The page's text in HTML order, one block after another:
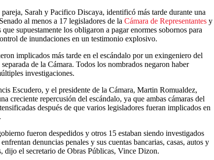
Sarah y Pacifico Discaya, identificó más tarde durante una
al menos a 17 legisladores de la Cámara de Representantes y
supuestamente los obligaron a pagar enormes sobornos para
de inundaciones en un testimonio explosivo.
implicados más tarde en el escándalo por un exingeniero del
de la Cámara. Todos los nombrados negaron haber
investigaciones.
Escudero, y el presidente de la Cámara, Martin Romualdez,
creciente repercusión del escándalo, ya que ambas cámaras del
después de que varios legisladores fueran implicados en
fueron despedidos y otros 15 estaban siendo investigados
denuncias penales y sus cuentas bancarias, casas, autos y
dijo el secretario de Obras Públicas, Vince Dizon.